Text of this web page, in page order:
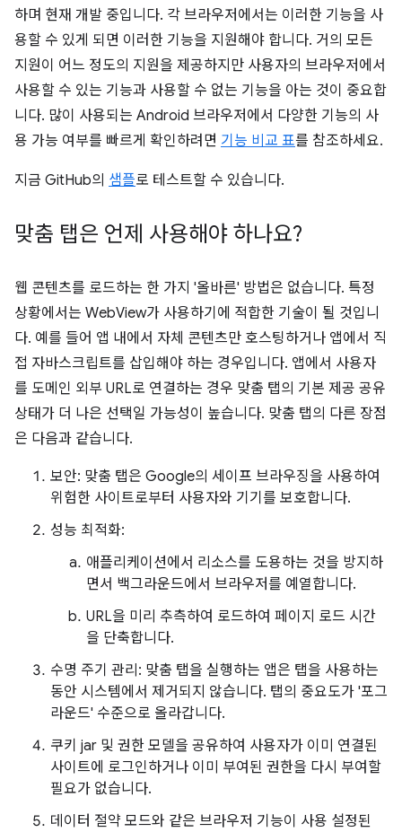
하며 현재 개발 중입니다. 각 브라우저에서는 이러한 기능을 사
용할 수 있게 되면 이러한 기능을 지원해야 합니다. 거의 모든
지원이 어느 정도의 지원을 제공하지만 사용자의 브라우저에서
사용할 수 있는 기능과 사용할 수 없는 기능을 아는 것이 중요합
니다. 많이 사용되는 Android 브라우저에서 다양한 기능의 사
용 가능 여부를 빠르게 확인하려면 기능 비교 표를 참조하세요.
지금 GitHub의 샘플로 테스트할 수 있습니다.
맞춤 탭은 언제 사용해야 하나요?
웹 콘텐츠를 로드하는 한 가지 '올바른' 방법은 없습니다. 특정
상황에서는 WebView가 사용하기에 적합한 기술이 될 것입니
다. 예를 들어 앱 내에서 자체 콘텐츠만 호스팅하거나 앱에서 직
접 자바스크립트를 삽입해야 하는 경우입니다. 앱에서 사용자
를 도메인 외부 URL로 연결하는 경우 맞춤 탭의 기본 제공 공유
상태가 더 나은 선택일 가능성이 높습니다. 맞춤 탭의 다른 장점
은 다음과 같습니다.
보안: 맞춤 탭은 Google의 세이프 브라우징을 사용하여
위험한 사이트로부터 사용자와 기기를 보호합니다.
성능 최적화:
애플리케이션에서 리소스를 도용하는 것을 방지하
면서 백그라운드에서 브라우저를 예열합니다.
URL을 미리 추측하여 로드하여 페이지 로드 시간
을 단축합니다.
수명 주기 관리: 맞춤 탭을 실행하는 앱은 탭을 사용하는
동안 시스템에서 제거되지 않습니다. 탭의 중요도가 '포그
라운드' 수준으로 올라갑니다.
쿠키 jar 및 권한 모델을 공유하여 사용자가 이미 연결된
사이트에 로그인하거나 이미 부여된 권한을 다시 부여할
필요가 없습니다.
데이터 절약 모드와 같은 브라우저 기능이 사용 설정된